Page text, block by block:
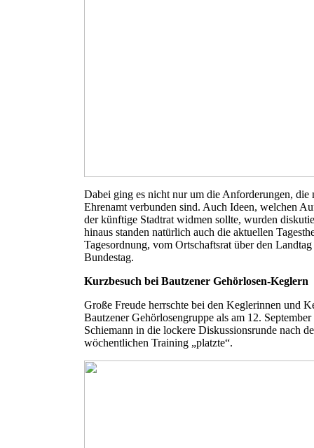
Dabei ging es nicht nur um die Anforderungen, die
Ehrenamt verbunden sind. Auch Ideen, welchen
der künftige Stadtrat widmen sollte, wurden
hinaus standen natürlich auch die aktuellen
Tagesordnung, vom Ortschaftsrat über den
Bundestag.
Kurzbesuch bei Bautzener Gehörlosen-Keglern
Große Freude herrschte bei den Keglerinnen und
Bautzener Gehörlosengruppe als am 12.
Schiemann in die lockere Diskussionsrunde nach
wöchentlichen Training „platzte“.